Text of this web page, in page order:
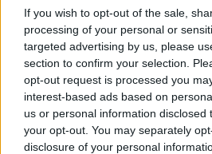
If you wish to opt-out of the sale,
processing of your personal or
targeted advertising by us, please
section to confirm your selection.
opt-out request is processed you
interest-based ads based on
us or personal information disclosed
your opt-out. You may separately
disclosure of your personal
köztük számos külföldi és
koncertje szerepelt a
látogatók száma
2010-es fellépők közül
Arctica, a Hammerfall, az
Korpiklaani, a Nevermore, a
Dalriada, Kalapács, a
a Stereochrist, a Vader és a